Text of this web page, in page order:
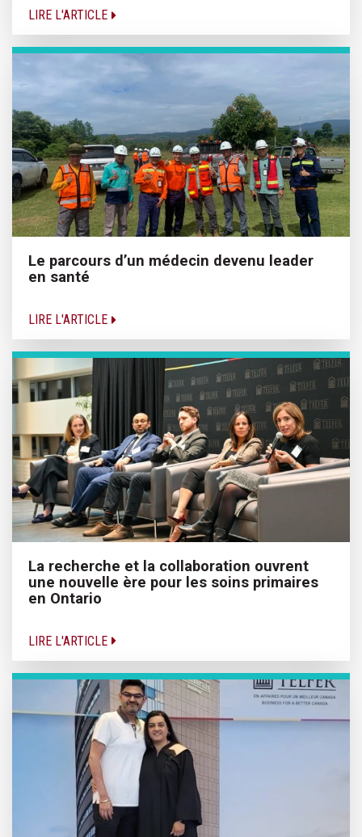
LIRE L'ARTICLE
Le parcours d’un médecin devenu leader
en santé
LIRE L'ARTICLE
La recherche et la collaboration ouvrent
une nouvelle ère pour les soins primaires
en Ontario
LIRE L'ARTICLE